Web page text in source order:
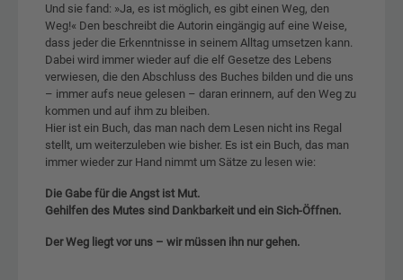
Und sie fand: »Ja, es ist möglich, es gibt einen Weg, den
Weg!« Den beschreibt die Autorin eingängig auf eine Weise,
dass jeder die Erkenntnisse in seinem Alltag umsetzen kann.
Dabei wird immer wieder auf die elf Gesetze des Lebens
verwiesen, die den Abschluss des Buches bilden und die uns
– immer aufs neue gelesen – daran erinnern, auf den Weg zu
kommen und auf ihm zu bleiben.
Hier ist ein Buch, das man nach dem Lesen nicht ins Regal
stellt, um weiterzuleben wie bisher. Es ist ein Buch, das man
immer wieder zur Hand nimmt um Sätze zu lesen wie:
Die Gabe für die Angst ist Mut.
Gehilfen des Mutes sind Dankbarkeit und ein Sich-Öffnen.
Der Weg liegt vor uns – wir müssen ihn nur gehen.